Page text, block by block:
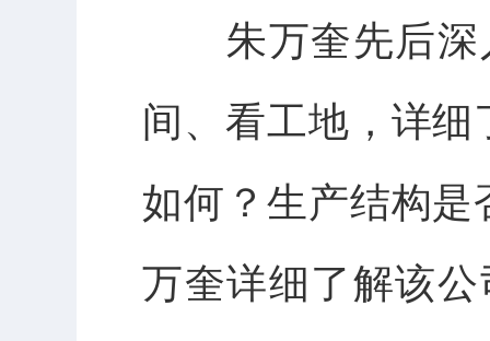
朱万奎先后深
间、看工地，详
如何？生产结构是
万奎详细了解该